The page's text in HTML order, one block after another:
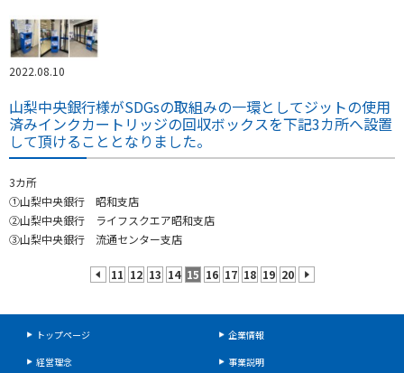
2022.08.10
山梨中央銀行様がSDGsの取組みの一環としてジットの使用
済みインクカートリッジの回収ボックスを下記3カ所へ設置
して頂けることとなりました。
3カ所
①山梨中央銀行 昭和支店
②山梨中央銀行 ライフスクエア昭和支店
③山梨中央銀行 流通センター支店
11 12 13 14 15 16 17 18 19 20
トップページ
企業情報
経営理念
事業説明